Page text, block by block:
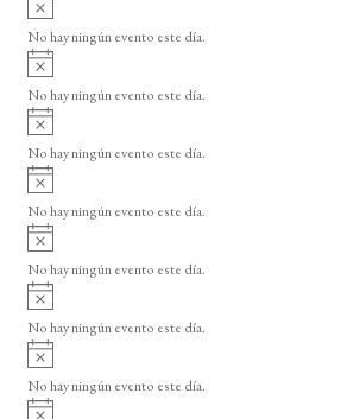
o
v
i
o
No hay ningún evento este día.
A
v
i
o
No hay ningún evento este día.
A
v
i
o
No hay ningún evento este día.
A
v
i
o
No hay ningún evento este día.
A
v
i
o
No hay ningún evento este día.
A
v
i
o
No hay ningún evento este día.
A
v
i
No hay ningún evento este día.
A